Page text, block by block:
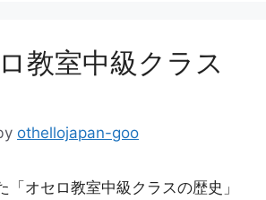
教室中級クラス
othellojapan-goo
「オセロ教室中級クラスの歴史」